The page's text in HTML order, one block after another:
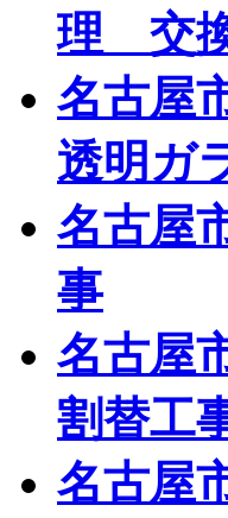
理 交
名古屋
透明ガ
名古屋
事
名古屋
割替工
名古屋